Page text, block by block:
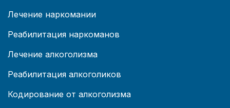
Лечение наркомании
Реабилитация наркоманов
Лечение алкоголизма
Реабилитация алкоголиков
Кодирование от алкоголизма